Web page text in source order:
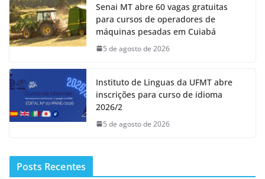
Senai MT abre 60 vagas gratuitas
para cursos de operadores de
máquinas pesadas em Cuiabá
5 de agosto de 2026
Instituto de Linguas da UFMT abre
inscrições para curso de idioma
2026/2
5 de agosto de 2026
Posts Recentes